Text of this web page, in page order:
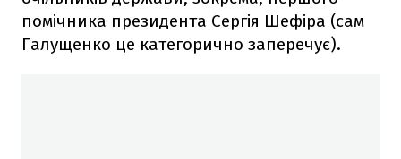
помічника президента Сергія Шефіра (сам
Галущенко це категорично заперечує).